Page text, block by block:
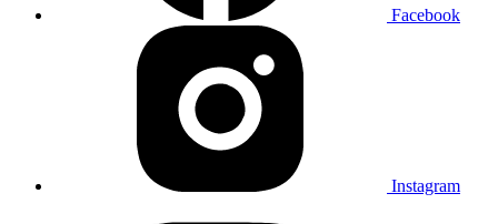
Facebook
Instagram